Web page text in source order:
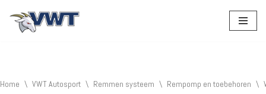
Home \ VWT Autosport \ Remmen systeem \ Rempomp en toebehoren \